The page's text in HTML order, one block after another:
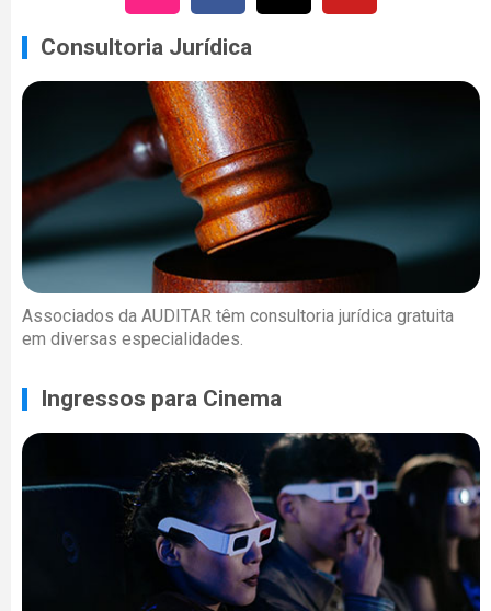
Consultoria Jurídica
Associados da AUDITAR têm consultoria jurídica gratuita
em diversas especialidades.
Ingressos para Cinema